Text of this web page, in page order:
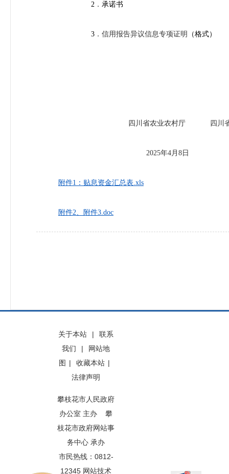
2． 承诺书
3．信用报告异议信息专项证明 （格式）
四川省农业农村厅 四川省
2025年4月8日
附件1：贴息资金汇总表.xls
附件2、附件3.doc
关于本站 |
联系
我们
|
网站地
图 | 收藏本站 |
法律声明
攀枝花市人民政府
办公室 主办 攀
枝花市政府网站事
务中心 承办
市民热线：0812-
12345 网站技术